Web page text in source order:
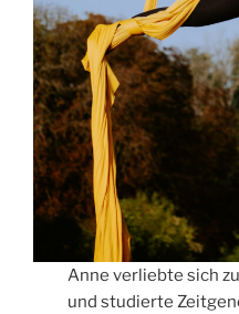
Anne verliebte sich
und studierte